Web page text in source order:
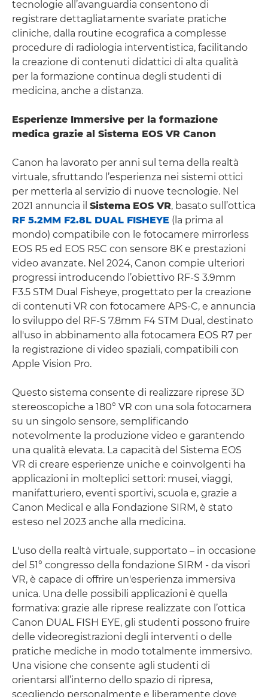
tecnologie all’avanguardia consentono di
registrare dettagliatamente svariate pratiche
cliniche, dalla routine ecografica a complesse
procedure di radiologia interventistica, facilitando
la creazione di contenuti didattici di alta qualità
per la formazione continua degli studenti di
medicina, anche a distanza.
Esperienze Immersive per la formazione
medica grazie al Sistema EOS VR Canon
Canon ha lavorato per anni sul tema della realtà
virtuale, sfruttando l’esperienza nei sistemi ottici
per metterla al servizio di nuove tecnologie. Nel
2021 annuncia il Sistema EOS VR, basato sull’ottica
RF 5.2MM F2.8L DUAL FISHEYE (la prima al
mondo) compatibile con le fotocamere mirrorless
EOS R5 ed EOS R5C con sensore 8K e prestazioni
video avanzate. Nel 2024, Canon compie ulteriori
progressi introducendo l’obiettivo RF-S 3.9mm
F3.5 STM Dual Fisheye, progettato per la creazione
di contenuti VR con fotocamere APS-C, e annuncia
lo sviluppo del RF-S 7.8mm F4 STM Dual, destinato
all'uso in abbinamento alla fotocamera EOS R7 per
la registrazione di video spaziali, compatibili con
Apple Vision Pro.
Questo sistema consente di realizzare riprese 3D
stereoscopiche a 180° VR con una sola fotocamera
su un singolo sensore, semplificando
notevolmente la produzione video e garantendo
una qualità elevata. La capacità del Sistema EOS
VR di creare esperienze uniche e coinvolgenti ha
applicazioni in molteplici settori: musei, viaggi,
manifatturiero, eventi sportivi, scuola e, grazie a
Canon Medical e alla Fondazione SIRM, è stato
esteso nel 2023 anche alla medicina.
L'uso della realtà virtuale, supportato – in occasione
del 51° congresso della fondazione SIRM - da visori
VR, è capace di offrire un'esperienza immersiva
unica. Una delle possibili applicazioni è quella
formativa: grazie alle riprese realizzate con l’ottica
Canon DUAL FISH EYE, gli studenti possono fruire
delle videoregistrazioni degli interventi o delle
pratiche mediche in modo totalmente immersivo.
Una visione che consente agli studenti di
orientarsi all’interno dello spazio di ripresa,
scegliendo personalmente e liberamente dove